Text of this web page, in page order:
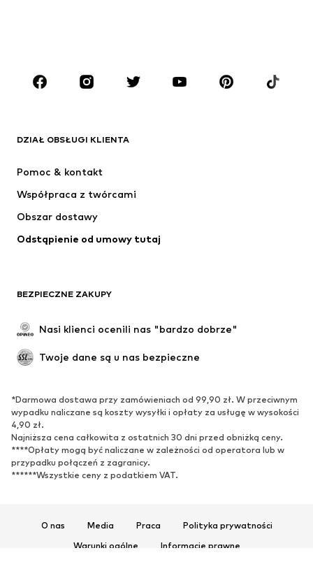
MARKI
Next
Jordan
DZIAŁ OBSŁUGI KLIENTA
Pomoc & kontakt
Współpraca z twórcami
Obszar dostawy
Odstąpienie od umowy tutaj
BEZPIECZNE ZAKUPY
Nasi klienci ocenili nas "bardzo dobrze"
Twoje dane są u nas bezpieczne
*Darmowa dostawa przy zamówieniach od 99,90 zł. W przeciwnym
wypadku naliczane są koszty wysyłki i opłaty za usługę w wysokości
4,90 zł.
Najniższa cena całkowita z ostatnich 30 dni przed obniżką ceny.
****Opłaty mogą być naliczane w zależności od operatora lub w
przypadku połączeń z zagranicy.
******Wszystkie ceny z podatkiem VAT.
O nas Media Praca
Polityka prywatności
Warunki ogólne
Informacje prawne